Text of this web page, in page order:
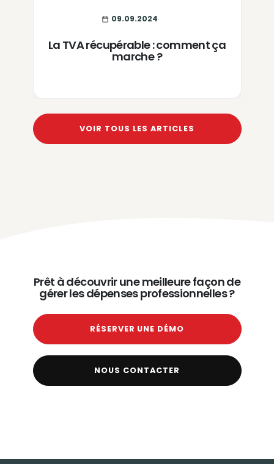
09.09.2024
La TVA récupérable : comment ça
marche ?
VOIR TOUS LES ARTICLES
Prêt à découvrir une meilleure façon de
gérer les dépenses professionnelles ?
RÉSERVER UNE DÉMO
NOUS CONTACTER